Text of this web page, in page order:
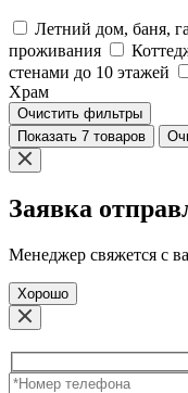
Летний дом, баня,
проживания
стенами до 10 этажей
Храм
Очистить фильтры
Показать 7 товаров
Заявка
Менеджер свяжется с
Хорошо